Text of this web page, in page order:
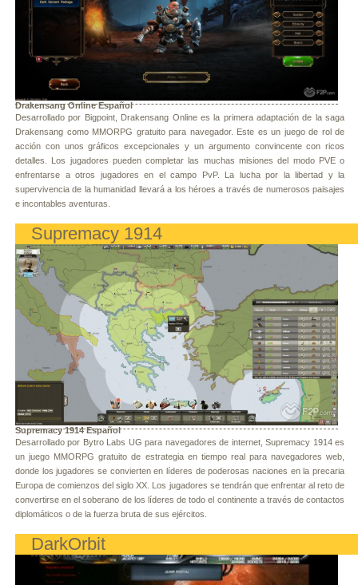
Drakensang Online Español
Desarrollado por Bigpoint, Drakensang Online es la primera adaptación de la saga
Drakensang como MMORPG gratuito para navegador. Este es un juego de rol de
acción con unos gráficos excepcionales y un argumento convincente con ricos
detalles. Los jugadores pueden completar las muchas misiones del modo PVE o
enfrentarse a otros jugadores en el campo PvP. La lucha por la libertad y la
supervivencia de la humanidad llevará a los héroes a través de numerosos paisajes
e incontables aventuras.
Supremacy 1914
Supremacy 1914 Español
Desarrollado por Bytro Labs UG para navegadores de internet, Supremacy 1914 es
un juego MMORPG gratuito de estrategia en tiempo real para navegadores web,
donde los jugadores se convierten en líderes de poderosas naciones en la precaria
Europa de comienzos del siglo XX. Los jugadores se tendrán que enfrentar al reto de
convertirse en el soberano de los líderes de todo el continente a través de contactos
diplomáticos o de la fuerza bruta de sus ejércitos.
DarkOrbit